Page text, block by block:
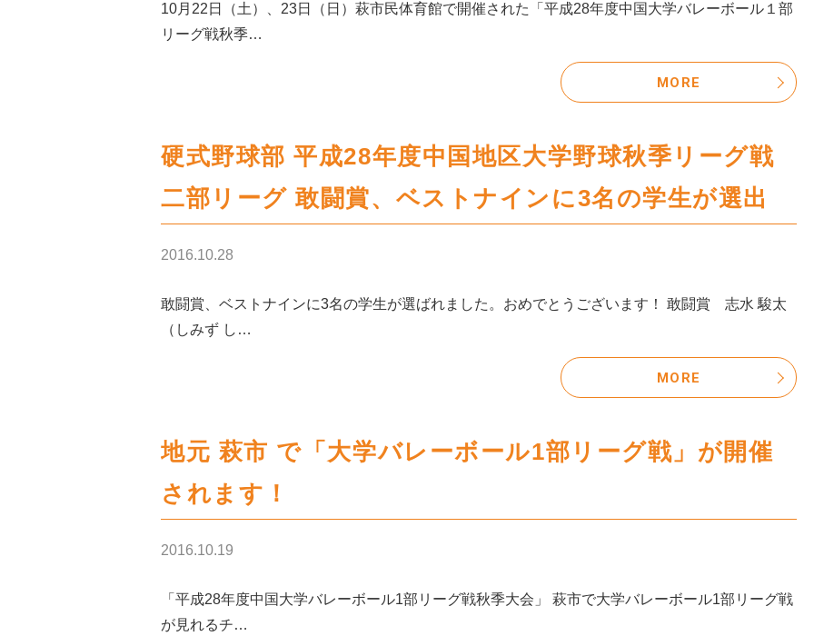
10月22日（土）、23日（日）萩市民体育館で開催された「平成28年度中国大学バレーボール１部
リーグ戦秋季…
MORE
硬式野球部 平成28年度中国地区大学野球秋季リーグ戦
二部リーグ 敢闘賞、ベストナインに3名の学生が選出
2016.10.28
敢闘賞、ベストナインに3名の学生が選ばれました。おめでとうございます！ 敢闘賞 志水 駿太
（しみず し…
MORE
地元 萩市 で「大学バレーボール1部リーグ戦」が開催
されます！
2016.10.19
「平成28年度中国大学バレーボール1部リーグ戦秋季大会」 萩市で大学バレーボール1部リーグ戦
が見れるチ…